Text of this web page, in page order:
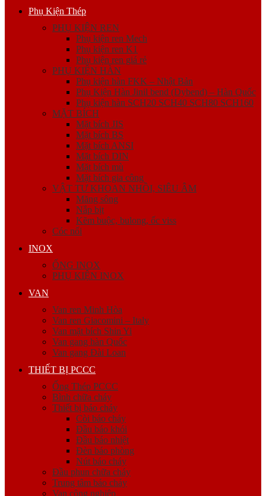
Phụ Kiện Thép
PHỤ KIỆN REN
Phụ kiện ren Mech
Phụ kiện ren K1
Phụ kiện ren giá rẻ
PHỤ KIỆN HÀN
Phụ kiện hàn FKK – Nhật Bản
Phụ Kiện Hàn Jinil bend (Dybend) – Hàn Quốc
Phụ kiện hàn SCH20 SCH40 SCH80 SCH160
MẶT BÍCH
Mặt bích JIS
Mặt bích BS
Mặt bích ANSI
Mặt bích DIN
Mặt bích mù
Mặt bích gia công
VẬT TƯ KHOAN NHỒI, SIÊU ÂM
Măng sông
Nắp bịt
Kẽm buộc, bulong, ốc viss
Cóc nối
INOX
ỐNG INOX
PHỤ KIỆN INOX
VAN
Van ren Minh Hòa
Van ren Giacomini – Italy
Van mặt bích Shin Yi
Van gang hàn Quốc
Van gang Đài Loan
THIẾT BỊ PCCC
Ống Thép PCCC
Bình chữa cháy
Thiết bị báo cháy
Còi báo cháy
Đầu báo khói
Đầu báo nhiệt
Đèn báo phòng
Nút báo cháy
Đầu phun chữa cháy
Trung tâm báo cháy
Van công nghiệp